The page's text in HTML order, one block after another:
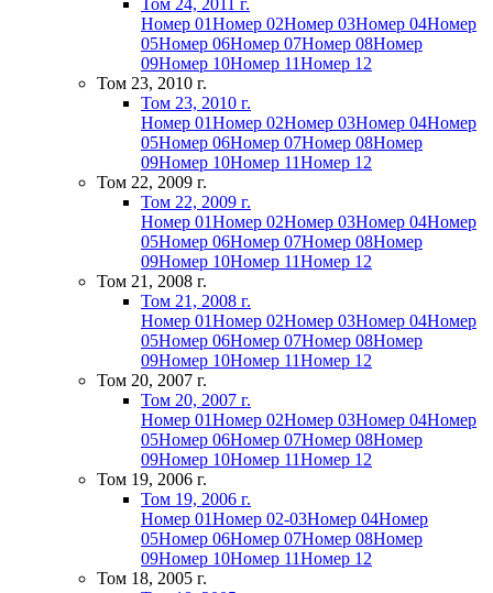
Том 24, 2011 г.
Номер 01Номер 02Номер 03Номер 04Номер
05Номер 06Номер 07Номер 08Номер
09Номер 10Номер 11Номер 12
Том 23, 2010 г.
Том 23, 2010 г.
Номер 01Номер 02Номер 03Номер 04Номер
05Номер 06Номер 07Номер 08Номер
09Номер 10Номер 11Номер 12
Том 22, 2009 г.
Том 22, 2009 г.
Номер 01Номер 02Номер 03Номер 04Номер
05Номер 06Номер 07Номер 08Номер
09Номер 10Номер 11Номер 12
Том 21, 2008 г.
Том 21, 2008 г.
Номер 01Номер 02Номер 03Номер 04Номер
05Номер 06Номер 07Номер 08Номер
09Номер 10Номер 11Номер 12
Том 20, 2007 г.
Том 20, 2007 г.
Номер 01Номер 02Номер 03Номер 04Номер
05Номер 06Номер 07Номер 08Номер
09Номер 10Номер 11Номер 12
Том 19, 2006 г.
Том 19, 2006 г.
Номер 01Номер 02-03Номер 04Номер
05Номер 06Номер 07Номер 08Номер
09Номер 10Номер 11Номер 12
Том 18, 2005 г.